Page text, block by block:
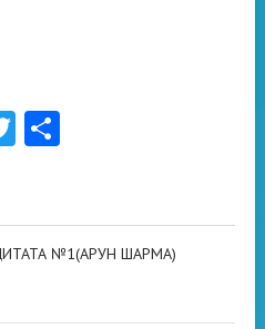
Twitter
№1(АРУН ШАРМА)